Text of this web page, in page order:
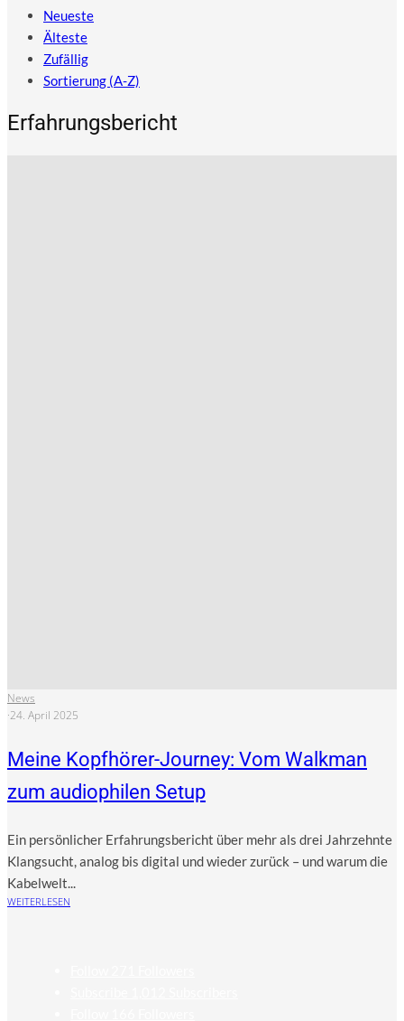
Neueste
Älteste
Zufällig
Sortierung (A-Z)
Erfahrungsbericht
News
·24. April 2025
Meine Kopfhörer-Journey: Vom Walkman
zum audiophilen Setup
Ein per­sön­li­cher Erfah­rungs­be­richt über mehr als drei Jahr­zehn­te
Klang­sucht, ana­log bis digi­tal und wie­der zurück – und war­um die
Kabel­welt...
WEITERLESEN